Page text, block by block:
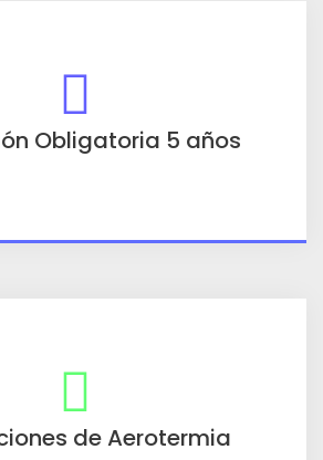
Obligatoria 5 años
de Aerotermia